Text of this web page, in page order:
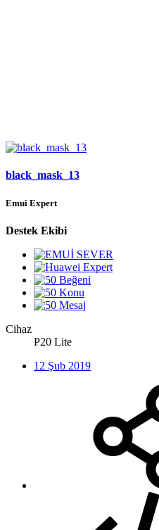
black_mask_13
Emui Expert
Destek Ekibi
Cihaz
P20 Lite
12 Şub 2019